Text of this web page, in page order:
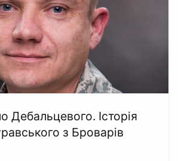
Дебальцевого. Історія
з Броварів